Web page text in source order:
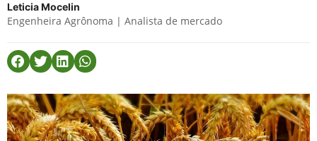
Leticia Mocelin
Engenheira Agrônoma | Analista de mercado